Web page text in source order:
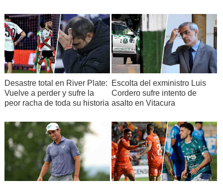
Desastre total en River Plate:
Vuelve a perder y sufre la
peor racha de toda su historia
Escolta del exministro Luis
Cordero sufre intento de
asalto en Vitacura